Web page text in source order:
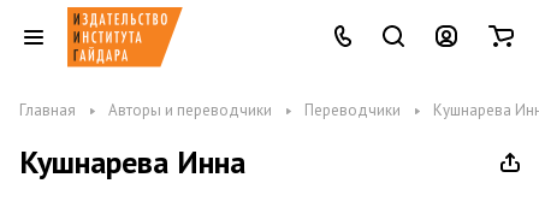
Главная Авторы и переводчики Переводчики Кушнарева
Кушнарева Инна